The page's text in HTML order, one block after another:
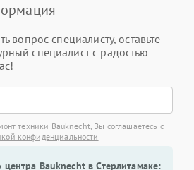
вопрос специалисту, оставьте
специалист с радостью
техники Bauknecht, Вы соглашаетесь с
конфиденциальности
центра Bauknecht в Стерлитамаке: